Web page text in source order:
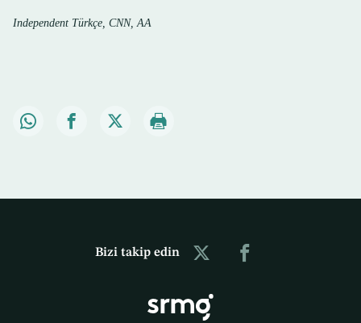
Independent Türkçe, CNN, AA
Bizi takip edin